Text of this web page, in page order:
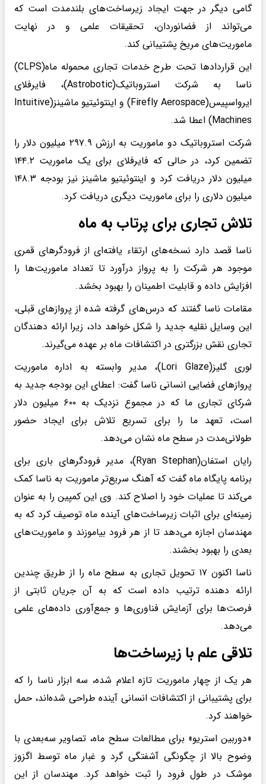
گامی دیگر در جهت ایجاد زیرساخت‌های بلندمدت است که
می‌تواند از فضانوردان، تحقیقات علمی و در نهایت
ماموریت‌های مریخ پشتیبانی کند.
این قراردادها تحت طرح خدمات تجاری محموله ماه(CLPS)
ناسا به شرکت استروباتیک(Astrobotic)، فایرفلای
ایرواسپیس(Firefly Aerospace) و اینتوئیتیو ماشینز(Intuitive
Machines) اعطا شد.
شرکت استروباتیک دو ماموریت به ارزش ۲۹۷.۹ میلیون دلار را
تضمین کرد، در حالی که فایرفلای برای یک ماموریت ۱۴۴.۲
میلیون دلار دریافت کرد و اینتوئیتیو ماشینز نیز بودجه ۱۴۸.۳
میلیون دلاری را برای ماموریت دیگری دریافت کرد.
تلاش تجاری برای پرتاب به ماه
ناسا قصد دارد نسخه‌های ارتقاء یافته‌ای از فرودگرهای قمری
موجود هر شرکت را به پرواز درآورد تا تعداد ماموریت‌ها را
افزایش داده و قابلیت اطمینان را بهبود بخشد.
مقامات ناسا گفتند که درس‌های گرفته شده از پروازهای قبلی،
این وسایل نقلیه جدید را شکل خواهد داد، زیرا ارائه دهندگان
تجاری نقش بزرگتری در اکتشافات ماه بر عهده می‌گیرند.
لوری گلیز(Lori Glaze)، مدیر وابسته به اداره ماموریت
پروازهای فضایی انسانی ناسا گفت: اعطای این بودجه جدید به
شرکای تجاری ما که در مجموع نزدیک به ۶۰۰ میلیون دلار
است، تعهد ما را برای تسریع تلاش برای ایجاد حضور
طولانی‌مدت در سطح ماه نشان می‌دهد.
رایان استفان(Ryan Stephan)، مدیر فرودگرهای باری برای
برنامه پایگاه ماه گفت که آهنگ سریع‌تر ماموریت به ناسا کمک
می‌کند تا عملیات خود را اصلاح کند. وی این کمپین را به عنوان
زمینه‌ای برای اثبات زیرساخت‌های آینده ماه توصیف کرد که به
مهندسان اجازه می‌دهد تا از هر فرود بیاموزند و ماموریت‌های
بعدی را بهبود بخشند.
ناسا اکنون ۱۷ تحویل تجاری به سطح ماه را از طریق چندین
ارائه دهنده ترتیب داده است که به آن جریان ثابتی از
فرصت‌ها برای آزمایش فناوری‌ها و جمع‌آوری داده‌های علمی
می‌دهد.
تلاقی علم با زیرساخت‌ها
هر یک از چهار ماموریت تازه اعلام شده، سه ابزار ناسا را ​​​​که
برای پشتیبانی از اکتشافات انسانی آینده طراحی شده‌اند، حمل
خواهند کرد.
«دوربین استریو» برای مطالعات سطح ماه، تصاویر سه‌بعدی با
وضوح بالا از چگونگی آشفتگی گرد و غبار ماه توسط اگزوز
موشک در طول فرود را ثبت خواهد کرد. مهندسان از این